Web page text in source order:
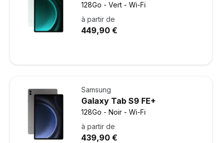
128Go - Vert - Wi-Fi
à partir de
449,90 €
Samsung
Galaxy Tab S9 FE+
128Go - Noir - Wi-Fi
à partir de
439,90 €